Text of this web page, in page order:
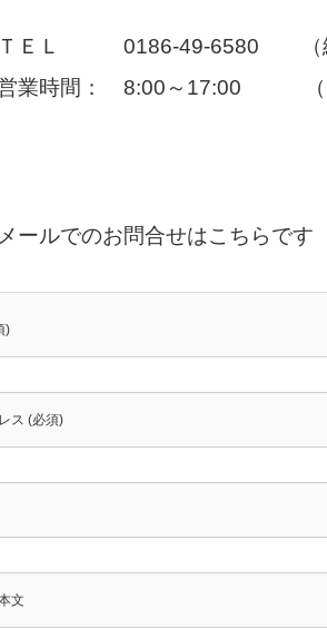
ＴＥＬ 0186-49-6580 （総
業時間： 8:00～17:00 （日
ールでのお問合せはこちらです
)
ス (必須)
文